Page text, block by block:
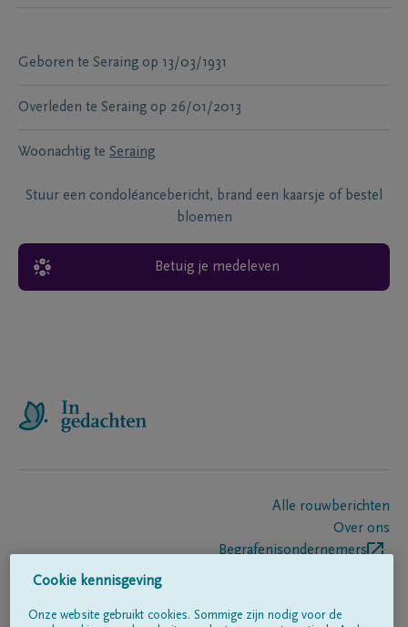
Geboren te Seraing op 13/03/1931
Overleden te Seraing op 26/01/2013
Woonachtig te Seraing
Stuur een condoléancebericht, brand een kaarsje of bestel
bloemen
Betuig je medeleven
Alle rouwberichten
Over ons
Begrafenisondernemers
Cookie kennisgeving
Onze website gebruikt cookies. Sommige zijn nodig voor de